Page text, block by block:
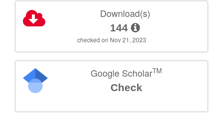
Download(s)
144
checked on Nov 21, 2023
Google ScholarTM
Check